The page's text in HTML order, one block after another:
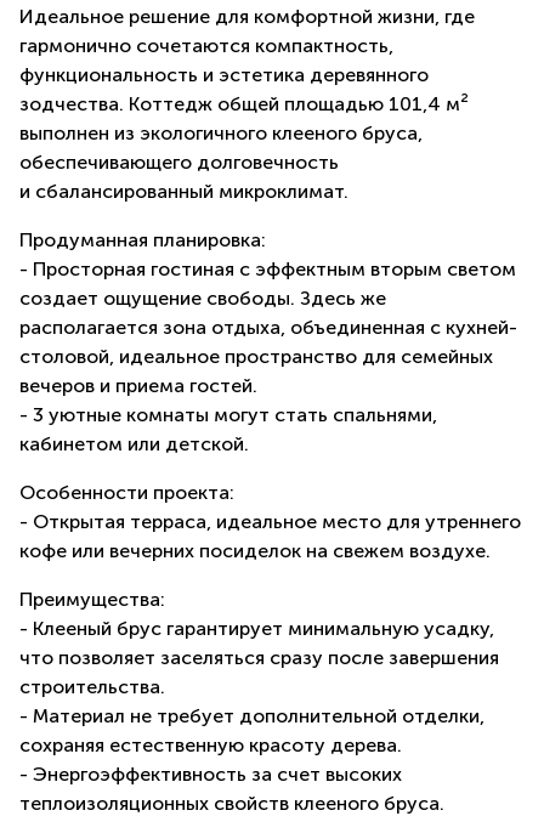
Идеальное решение для комфортной жизни, где
гармонично сочетаются компактность,
функциональность и эстетика деревянного
зодчества. Коттедж общей площадью 101,4 м²
выполнен из экологичного клееного бруса,
обеспечивающего долговечность
и сбалансированный микроклимат.
Продуманная планировка:
- Просторная гостиная с эффектным вторым светом
создает ощущение свободы. Здесь же
располагается зона отдыха, объединенная с кухней-
столовой, идеальное пространство для семейных
вечеров и приема гостей.
- 3 уютные комнаты могут стать спальнями,
кабинетом или детской.
Особенности проекта:
- Открытая терраса, идеальное место для утреннего
кофе или вечерних посиделок на свежем воздухе.
Преимущества:
- Клееный брус гарантирует минимальную усадку,
что позволяет заселяться сразу после завершения
строительства.
- Материал не требует дополнительной отделки,
сохраняя естественную красоту дерева.
- Энергоэффективность за счет высоких
теплоизоляционных свойств клееного бруса.